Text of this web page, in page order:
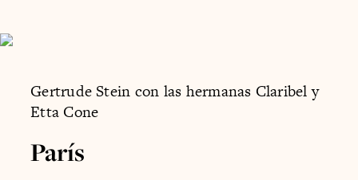
Gertrude Stein con las hermanas Claribel y
Etta Cone
París